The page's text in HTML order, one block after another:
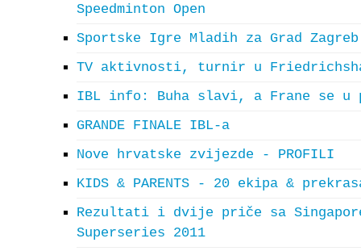
Speedminton Open
Sportske Igre Mladih za Grad
TV aktivnosti, turnir u
IBL info: Buha slavi, a Frane se u
GRANDE FINALE IBL-a
Nove hrvatske zvijezde - PROFILI
KIDS & PARENTS - 20 ekipa &
Rezultati i dvije priče sa Singapore
Superseries 2011